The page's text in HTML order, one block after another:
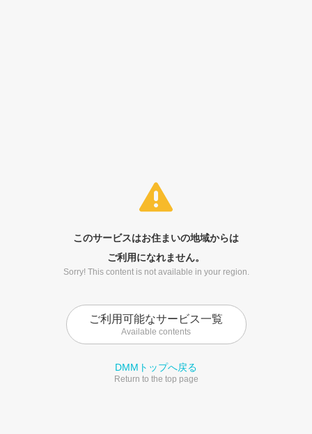
このサービスはお住まいの地域からは
ご利用になれません。
Sorry! This content is not available in your region.
ご利用可能なサービス一覧
Available contents
DMMトップへ戻る
Return to the top page